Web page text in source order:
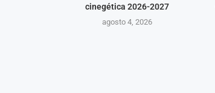
cinegética 2026-2027
agosto 4, 2026